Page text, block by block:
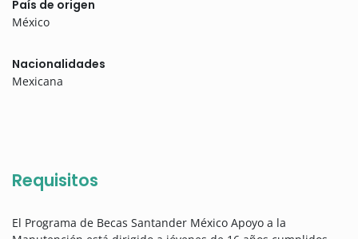
País de origen
México
Nacionalidades
Mexicana
Requisitos
El Programa de Becas Santander México Apoyo a la